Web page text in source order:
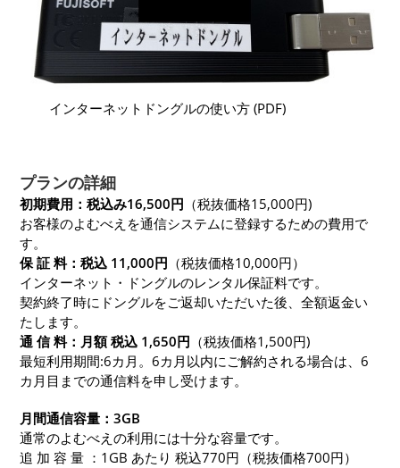
インターネットドングルの使い方 (PDF)
プランの詳細
初期費用：税込み16,500円 （税抜価格15,000円)
お客様のよむべえを通信システムに登録するための費用で
す。
保 証 料：税込 11,000円 （税抜価格10,000円）
インターネット・ドングルのレンタル保証料です。
契約終了時にドングルをご返却いただいた後、全額返金い
たします。
通 信 料：月額 税込 1,650円 （税抜価格1,500円)
最短利用期間:6カ月。6カ月以内にご解約される場合は、6
カ月目までの通信料を申し受けます。
月間通信容量：3GB
通常のよむべえの利用には十分な容量です。
追 加 容 量 ：1GB あたり 税込770円（税抜価格700円）